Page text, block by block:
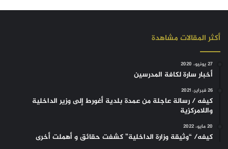
أكثر المقالات مشاهدة
27 يونيو، 2020
أخبار سارة لكافة المدرسين
26 فبراير، 2021
كيفه / رسالة عاجلة من عمدة بلدية أغورط إلى وزير الداخلية
واللامركزية
20 مايو، 2022
كيفه/ “وثيقة وزارة الداخلية” كشفت حقائق و أهملت أخرى